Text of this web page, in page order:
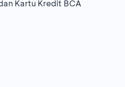
Kartu Kredit BCA